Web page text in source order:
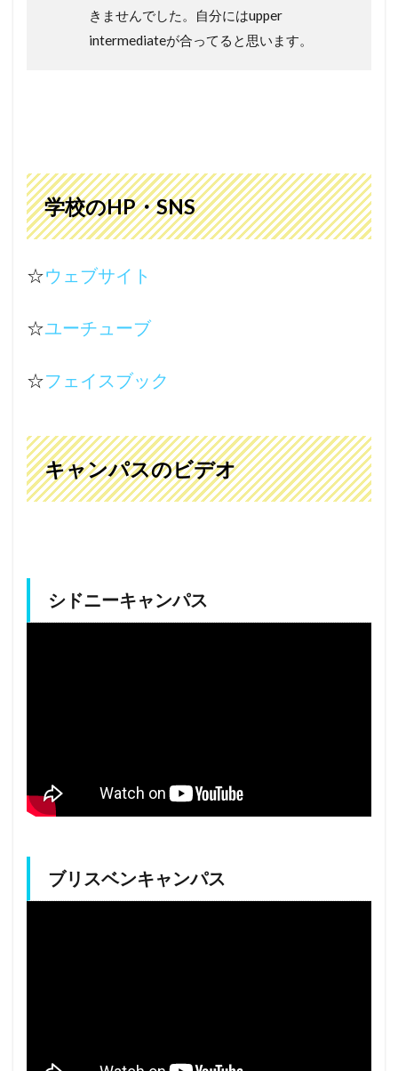
きませんでした。自分にはupper
intermediateが合ってると思います。
学校のHP・SNS
☆ウェブサイト
☆ユーチューブ
☆フェイスブック
キャンパスのビデオ
シドニーキャンパス
ブリスベンキャンパス